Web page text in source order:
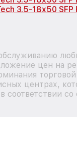
3.5-18x50 SFP
цен на
центрах,
соответствии